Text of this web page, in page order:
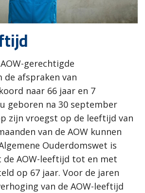
AOW-gerechtigde
de afspraken van
naar 66 jaar en 7
geboren na 30 september
zijn vroegst op de leeftijd van
van de AOW kunnen
Ouderdomswet is
de AOW-leeftijd tot en met
op 67 jaar. Voor de jaren
van de AOW-leeftijd